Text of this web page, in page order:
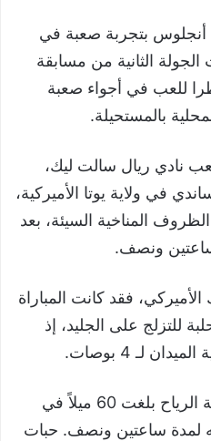
بتجربة صعبة في
الثانية من مسابقة
للعب في أجواء صعبة
بالمستحيلة.
نادي ريال سالت ليك،
في ولاية يوتا الأميركية،
الظروف المناخية السيئة، بعد
ساعتين ونصف.
فقد كانت المباراة
للتزلج على الجليد، إذ
لـ 4 بوصات.
أضاف الموقع الشهير “سرعة الرياح بلغت 60 ميلاً في
لمدة ساعتين ونصف. حبات